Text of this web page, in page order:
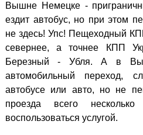
Вышне Немецке -
ездит автобус, но при этом
не здесь! Упс! Пещеходный
севернее, а точнее КПП
Березный - Убля. А в
автомобильный переход,
автобусе или авто, но не
проезда всего
воспользоваться услугой.